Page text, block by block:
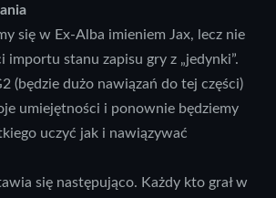
się w Ex-Alba imieniem Jax, lecz nie
importu stanu zapisu gry z „jedynki”.
(będzie dużo nawiązań do tej części)
umiejętności i ponownie będziemy
uczyć jak i nawiązywać
się następująco. Każdy kto grał w